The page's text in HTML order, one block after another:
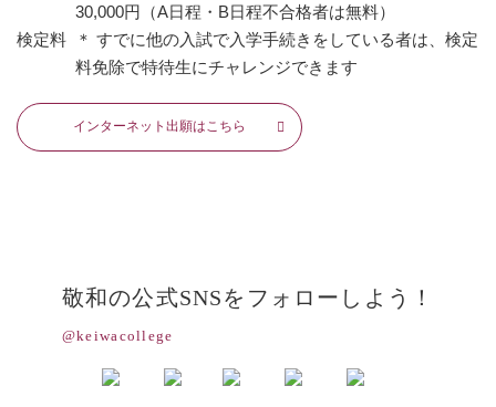
検定料
30,000円（A日程・B日程不合格者は無料）
＊ すでに他の入試で入学手続きをしている者は、検定
料免除で特待生にチャレンジできます
インターネット出願はこちら
敬和の公式SNSをフォローしよう！
@keiwacollege